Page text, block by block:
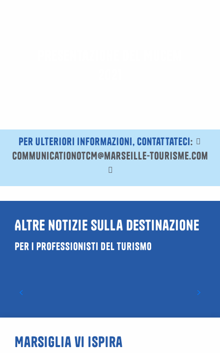
Per ulteriori informazioni, contattateci:
communicationOTCM@marseille-tourisme.com
Altre notizie sulla destinazione
Per i professionisti del turismo
Marsiglia vi ispira